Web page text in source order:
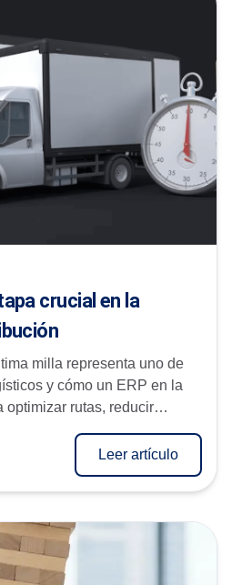
crucial en la
milla representa uno de
y cómo un ERP en la
optimizar rutas, reducir
Leer artículo